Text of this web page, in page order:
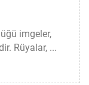
imgeler,
Rüyalar, ...